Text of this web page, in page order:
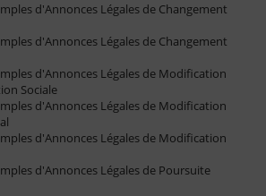
d'Annonces Légales de Changement
d'Annonces Légales de Changement
d'Annonces Légales de Modification
Sociale
d'Annonces Légales de Modification
d'Annonces Légales de Modification
d'Annonces Légales de Poursuite